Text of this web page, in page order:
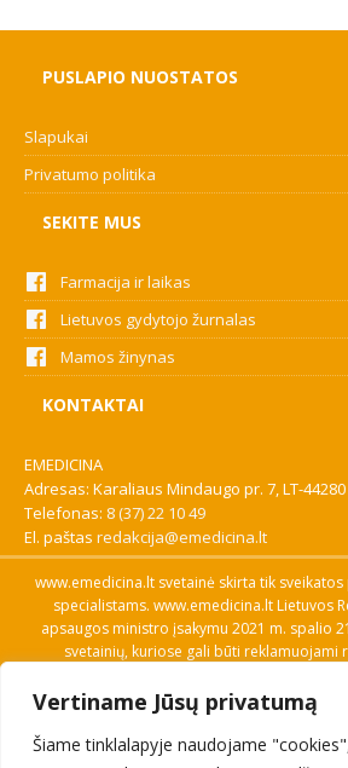
Vertiname Jūsų privatumą
Šiame tinklalapyje naudojame
PUSLAPIO NUOSTATOS
Slapukai
Privatumo politika
SEKITE MUS
Farmacija ir laikas
Lietuvos gydytojo žurnalas
Mamos žinynas
KONTAKTAI
EMEDICINA
Adresas: Karaliaus Mindaugo pr. 7, LT-
Telefonas: 8 (37) 22 10 49
El. paštas redakcija@emedicina.lt
www.emedicina.lt svetainė skirta tik
specialistams. www.emedicina.lt Lietuvos
apsaugos ministro įsakymu 2021 m. spalio
svetainių, kuriose gali būti reklamuojami
savo profesinę kvalifikaciją. Naudingos
pagalbos priemonių kainų paieška, VVKT
priežiūros ar farmacijos specialisto